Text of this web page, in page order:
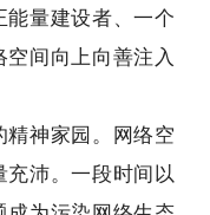
量建设者、一个
间向上向善注入
神家园。网络空
沛。一段时间以